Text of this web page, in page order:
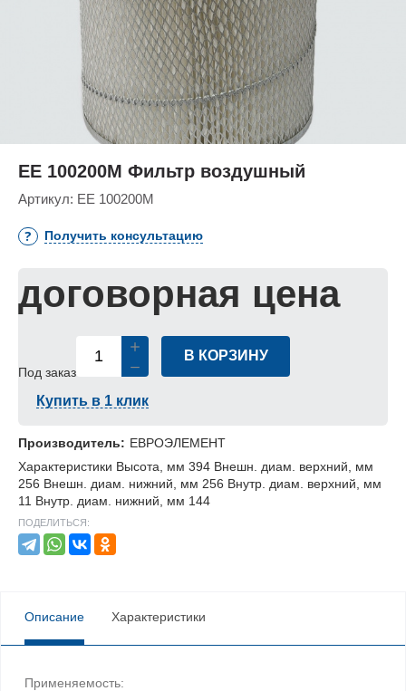
ЕЕ 100200М Фильтр воздушный
Артикул: ЕЕ 100200М
Получить консультацию
договорная цена
Под заказ
В КОРЗИНУ
Купить в 1 клик
Производитель: ЕВРОЭЛЕМЕНТ
Характеристики Высота, мм 394 Внешн. диам. верхний, мм
256 Внешн. диам. нижний, мм 256 Внутр. диам. верхний, мм
11 Внутр. диам. нижний, мм 144
ПОДЕЛИТЬСЯ:
Описание Характеристики
Применяемость: